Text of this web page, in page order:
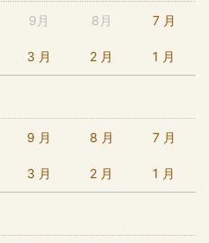
9月 8月 7 月
3 月 2 月 1 月
9 月 8 月 7 月
3 月 2 月 1 月